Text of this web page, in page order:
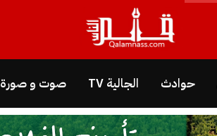
حوادث الجالية TV صوت و صورة